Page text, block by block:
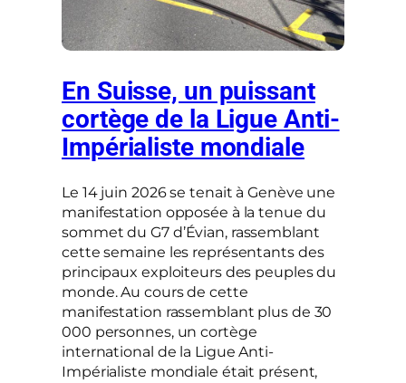
En Suisse, un puissant
cortège de la Ligue Anti-
Impérialiste mondiale
Le 14 juin 2026 se tenait à Genève une
manifestation opposée à la tenue du
sommet du G7 d’Évian, rassemblant
cette semaine les représentants des
principaux exploiteurs des peuples du
monde. Au cours de cette
manifestation rassemblant plus de 30
000 personnes, un cortège
international de la Ligue Anti-
Impérialiste mondiale était présent,